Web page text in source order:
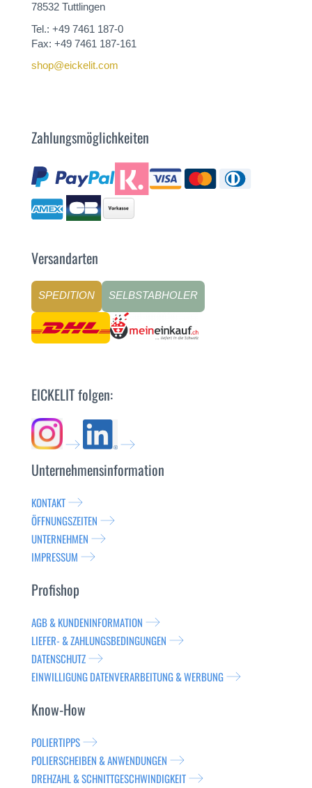
78532 Tuttlingen
Tel.: +49 7461 187-0
Fax: +49 7461 187-161
shop@eickelit.com
Zahlungsmöglichkeiten
Versandarten
SPEDITION SELBSTABHOLER
EICKELIT folgen:
Unternehmensinformation
KONTAKT
ÖFFNUNGSZEITEN
UNTERNEHMEN
IMPRESSUM
Profishop
AGB & KUNDENINFORMATION
LIEFER- & ZAHLUNGSBEDINGUNGEN
DATENSCHUTZ
EINWILLIGUNG DATENVERARBEITUNG & WERBUNG
Know-How
POLIERTIPPS
POLIERSCHEIBEN & ANWENDUNGEN
DREHZAHL & SCHNITTGESCHWINDIGKEIT